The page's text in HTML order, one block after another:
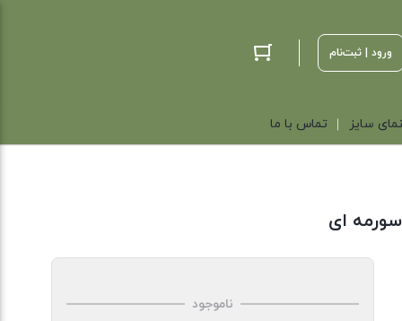
ورود | ثبت‌نام
سایز تماس با ما
ای
ناموجود